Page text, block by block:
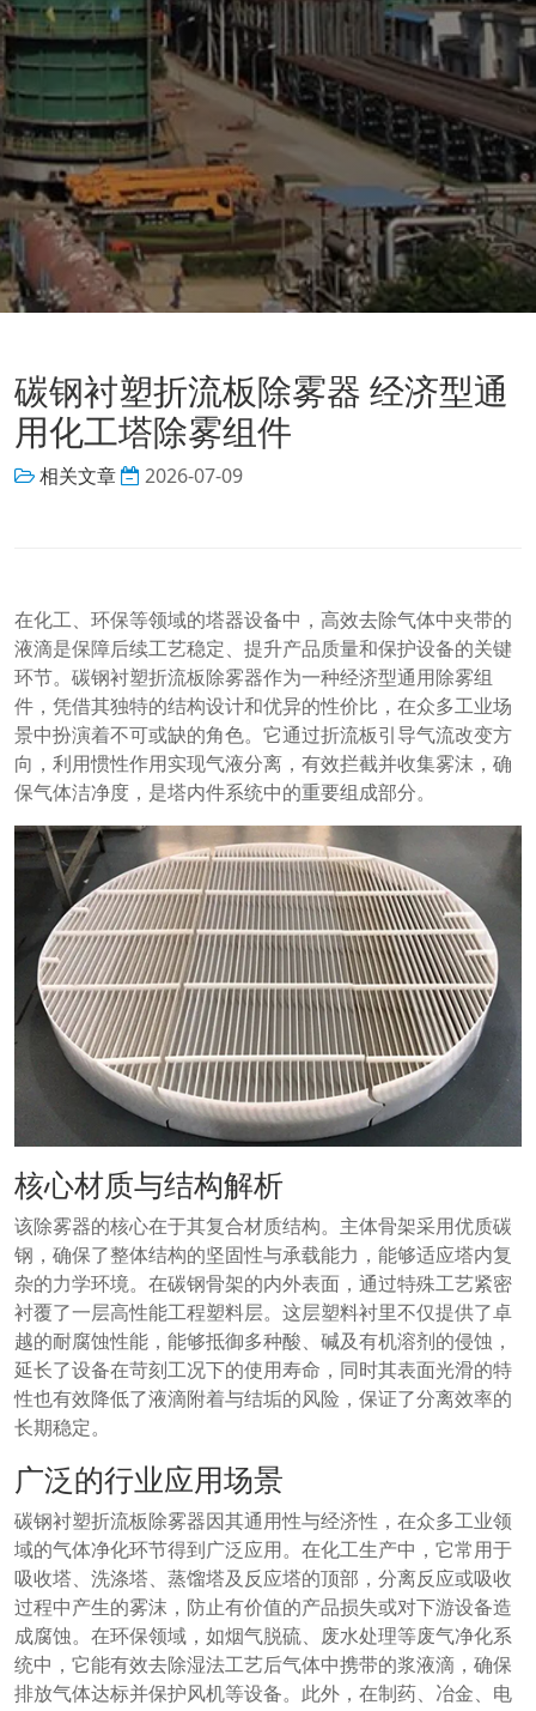
碳钢衬塑折流板除雾器 经济型通
用化工塔除雾组件
相关文章 2026-07-09
在化工、环保等领域的塔器设备中，高效去除气体中夹带的
液滴是保障后续工艺稳定、提升产品质量和保护设备的关键
环节。碳钢衬塑折流板除雾器作为一种经济型通用除雾组
件，凭借其独特的结构设计和优异的性价比，在众多工业场
景中扮演着不可或缺的角色。它通过折流板引导气流改变方
向，利用惯性作用实现气液分离，有效拦截并收集雾沫，确
保气体洁净度，是塔内件系统中的重要组成部分。
核心材质与结构解析
该除雾器的核心在于其复合材质结构。主体骨架采用优质碳
钢，确保了整体结构的坚固性与承载能力，能够适应塔内复
杂的力学环境。在碳钢骨架的内外表面，通过特殊工艺紧密
衬覆了一层高性能工程塑料层。这层塑料衬里不仅提供了卓
越的耐腐蚀性能，能够抵御多种酸、碱及有机溶剂的侵蚀，
延长了设备在苛刻工况下的使用寿命，同时其表面光滑的特
性也有效降低了液滴附着与结垢的风险，保证了分离效率的
长期稳定。
广泛的行业应用场景
碳钢衬塑折流板除雾器因其通用性与经济性，在众多工业领
域的气体净化环节得到广泛应用。在化工生产中，它常用于
吸收塔、洗涤塔、蒸馏塔及反应塔的顶部，分离反应或吸收
过程中产生的雾沫，防止有价值的产品损失或对下游设备造
成腐蚀。在环保领域，如烟气脱硫、废水处理等废气净化系
统中，它能有效去除湿法工艺后气体中携带的浆液滴，确保
排放气体达标并保护风机等设备。此外，在制药、冶金、电